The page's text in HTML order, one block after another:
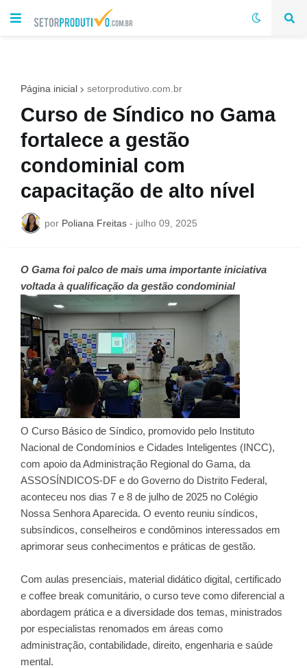
Página inicial setorprodutivo.com.br
Curso de Síndico no Gama
fortalece a gestão
condominial com
capacitação de alto nível
por Poliana Freitas - julho 09, 2025
O Gama foi palco de mais uma importante iniciativa
voltada à qualificação da gestão condominial
O Curso Básico de Síndico, promovido pelo Instituto
Nacional de Condomínios e Cidades Inteligentes (INCC),
com apoio da Administração Regional do Gama, da
ASSOSÍNDICOS-DF e do Governo do Distrito Federal,
aconteceu nos dias 7 e 8 de julho de 2025 no Colégio
Nossa Senhora Aparecida. O evento reuniu síndicos,
subsíndicos, conselheiros e condôminos interessados em
aprimorar seus conhecimentos e práticas de gestão.
Com aulas presenciais, material didático digital, certificado
e coffee break comunitário, o curso teve como diferencial a
abordagem prática e a diversidade dos temas, ministrados
por especialistas renomados em áreas como
administração, contabilidade, direito, engenharia e saúde
mental.